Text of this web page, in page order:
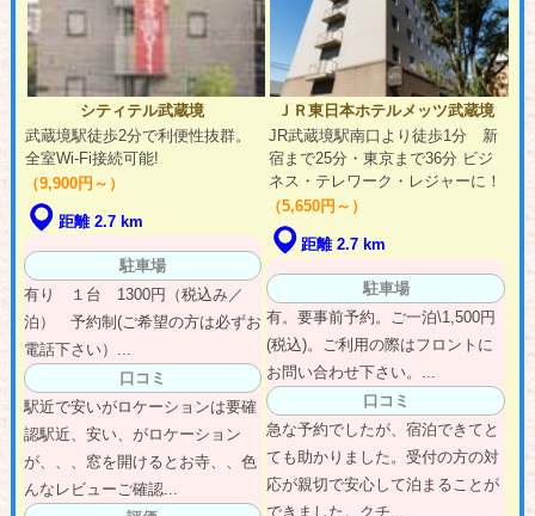
シティテル武蔵境
武蔵境駅徒歩2分で利便性抜群。
全室Wi-Fi接続可能!
（9,900円～）
距離 2.7 km
駐車場
有り １台 1300円（税込み／
泊） 予約制(ご希望の方は必ずお
電話下さい）...
口コミ
駅近で安いがロケーションは要確
認駅近、安い、がロケーション
が、、、窓を開けるとお寺、、色
んなレビューご確認...
ＪＲ東日本ホテルメッツ武蔵境
JR武蔵境駅南口より徒歩1分 新
宿まで25分・東京まで36分 ビジ
ネス・テレワーク・レジャーに！
（5,650円～）
距離 2.7 km
駐車場
有。要事前予約。ご一泊\1,500円
(税込)。ご利用の際はフロントに
お問い合わせ下さい。...
口コミ
急な予約でしたが、宿泊できてと
ても助かりました。受付の方の対
応が親切で安心して泊まることが
できました。クチ...